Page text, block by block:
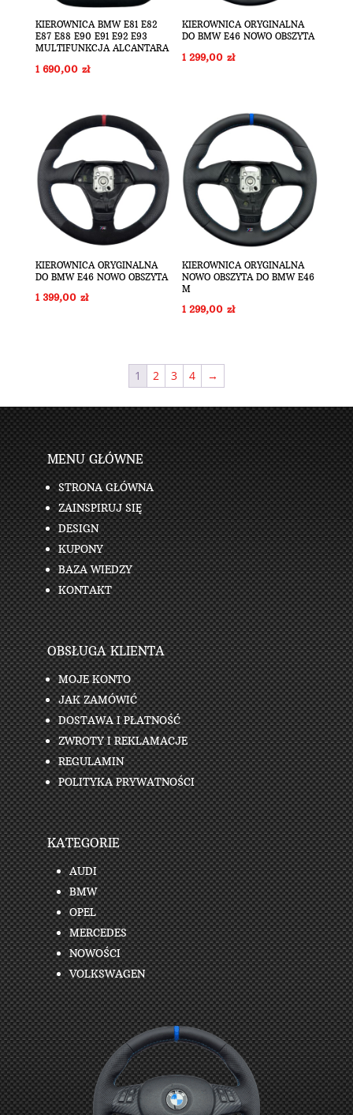
KIEROWNICA BMW E81 E82
E87 E88 E90 E91 E92 E93
MULTIFUNKCJA ALCANTARA
1 690,00 zł
KIEROWNICA ORYGINALNA
DO BMW E46 NOWO OBSZYTA
1 299,00zł
KIEROWNICA ORYGINALNA
DO BMW E46 NOWO OBSZYTA
1 399,00 zł
KIEROWNICA ORYGINALNA
NOWO OBSZYTA DO BMW E46
M
1 299,00zł
1 2 3 4 →
MENU GŁÓWNE
STRONA GŁÓWNA
ZAINSPIRUJ SIĘ
DESIGN
KUPONY
BAZA WIEDZY
KONTAKT
OBSŁUGA KLIENTA
MOJE KONTO
JAK ZAMÓWIĆ
DOSTAWA I PŁATNOŚĆ
ZWROTY I REKLAMACJE
REGULAMIN
POLITYKA PRYWATNOŚCI
KATEGORIE
AUDI
BMW
OPEL
MERCEDES
NOWOŚCI
VOLKSWAGEN